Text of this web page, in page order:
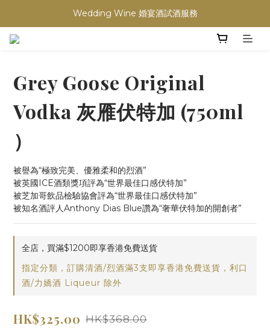
買滿任何酒類 六支 或買滿 $1200 (不限支數) 皆可享免費送貨
Wedding Wine 婚宴酒試酒服務
買滿任何酒類 六支 或買滿 $1200 (不限支數) 皆可享免費送貨
Grey Goose Original
Vodka 灰雁伏特加 (750ml
）
被譽為“極致完美、優雅柔和的烈酒”
被英國ICE酒類獎項評為“世界最佳口感伏特加”
被芝加哥飲品檢驗協會評為“世界最佳口感伏特加”
被知名酒評人Anthony Dias Blue讚為“奢華伏特加的開創者”
全店，買滿$1200即享香港免費送貨
指定分類，訂購清酒/烈酒滿3支即享香港免費送貨，利口
酒/力嬌酒 Liqueur 除外
HK$325.00 HK$368.00